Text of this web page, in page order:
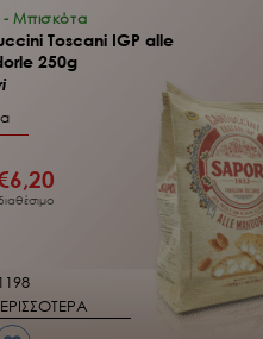
- Μπισκότα
Toscani IGP alle
250g
6,20